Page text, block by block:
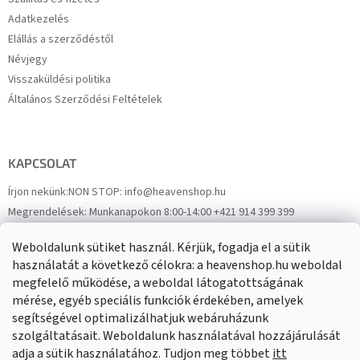
Weboldalunk sütiket használ. Kérjük, fogadja el a sütik
használatát a következő célokra: a heavenshop.hu weboldal
megfelelő működése, a weboldal látogatottságának
mérése, egyéb speciális funkciók érdekében, amelyek
segítségével optimalizálhatjuk webáruházunk
szolgáltatásait. Weboldalunk használatával hozzájárulását
adja a sütik használatához. Tudjon meg többetitt
Adatkezelés
Elállás a szerződéstől
Névjegy
Visszaküldési politika
Általános Szerződési Feltételek
KAPCSOLAT
Írjon nekünk:NON STOP: info@heavenshop.hu
Megrendelések:Munkanapokon 8:00-14:00 +421 914 399 399
FacebookHeavenShop.sk
Eredményeink